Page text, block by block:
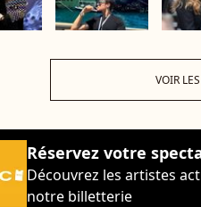
VOIR
Réservez votre
Découvrez les artistes
notre billetterie